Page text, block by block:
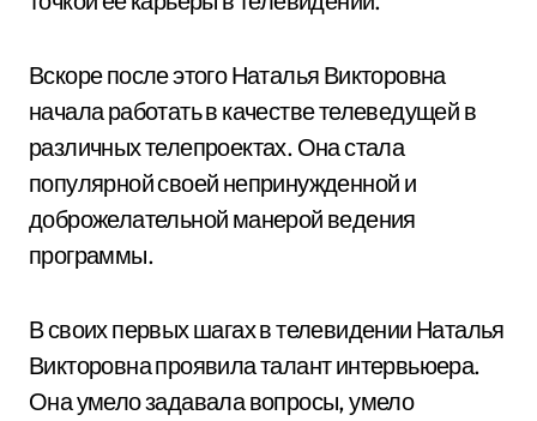
Вскоре после этого Наталья Викторовна
начала работать в качестве телеведущей в
различных телепроектах. Она стала
популярной своей непринужденной и
доброжелательной манерой ведения
программы.
В своих первых шагах в телевидении Наталья
Викторовна проявила талант интервьюера.
Она умело задавала вопросы, умело